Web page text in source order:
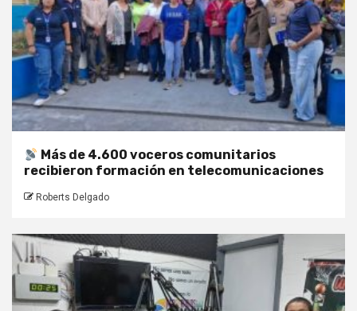
Más de 4.600 voceros comunitarios
recibieron formación en telecomunicaciones
Roberts Delgado